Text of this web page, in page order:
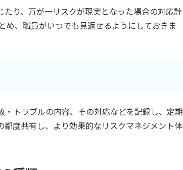
り、万が一リスクが現実となった場合の対応計
め、職員がいつでも見返せるようにしておきま
トラブルの内容、その対応などを記録し、定期
度共有し、より効果的なリスクマネジメント体